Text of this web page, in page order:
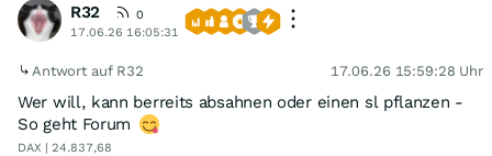
R32
0
17.06.26 16:05:31
Antwort auf R32 17.06.26 15:59:28 Uhr
Wer will, kann berreits absahnen oder einen sl pflanzen -
So geht Forum
DAX | 24.837,68